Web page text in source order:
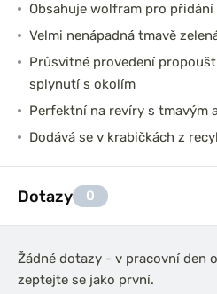
Obsahuje wolfram pro
Velmi nenápadná tmavě
Průsvitné provedení
splynutí s okolím
Perfektní na revíry s tmavým
Dodává se v krabičkách z
Dotazy 0
Žádné dotazy - v pracovní den
zeptejte se jako první.